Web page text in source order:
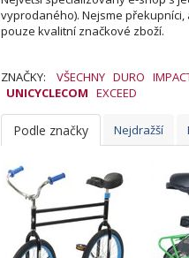
vyprodaného). Nejsme
pouze kvalitní značkové zboží.
ZNAČKY: VŠECHNY DURO
UNICYCLECOM EXCEED
Podle značky Nejdražší